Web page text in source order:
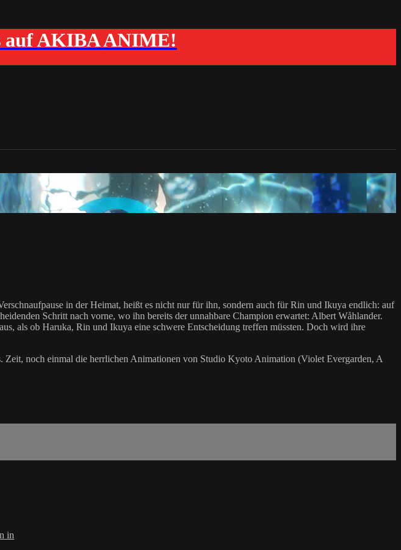
auf AKIBA ANIME!
in der Heimat, heißt es nicht nur für ihn, sondern auch für Rin und Ikuya endlich: auf
Schritt nach vorne, wo ihn bereits der unnahbare Champion erwartet: Albert Wåhlander.
als ob Haruka, Rin und Ikuya eine schwere Entscheidung treffen müssten. Doch wird ihre
noch einmal die herrlichen Animationen von Studio Kyoto Animation (Violet Evergarden, A
in